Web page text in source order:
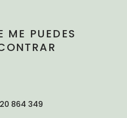
ME PUEDES
864 349